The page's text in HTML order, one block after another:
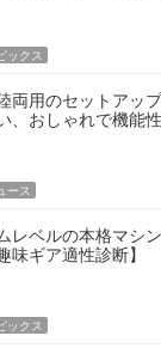
ックス
両用のセットアッ
、おしゃれで機能
ース
レベルの本格マシ
味ギア適性診断】
ックス